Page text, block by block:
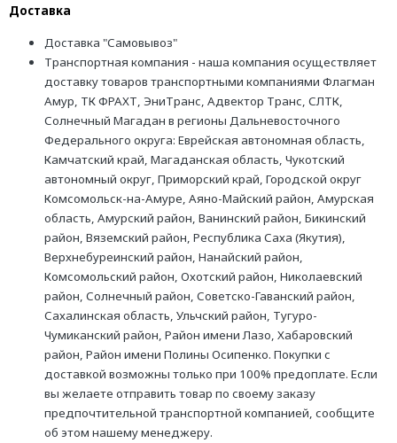
Доставка
Доставка "Самовывоз"
Транспортная компания - наша компания осуществляет
доставку товаров транспортными компаниями Флагман
Амур, ТК ФРАХТ, ЭниТранс, Адвектор Транс, СЛТК,
Солнечный Магадан в регионы Дальневосточного
Федерального округа: Еврейская автономная область,
Камчатский край, Магаданская область, Чукотский
автономный округ, Приморский край, Городской округ
Комсомольск-на-Амуре, Аяно-Майский район, Амурская
область, Амурский район, Ванинский район, Бикинский
район, Вяземский район, Республика Саха (Якутия),
Верхнебуреинский район, Нанайский район,
Комсомольский район, Охотский район, Николаевский
район, Солнечный район, Советско-Гаванский район,
Сахалинская область, Ульчский район, Тугуро-
Чумиканский район, Район имени Лазо, Хабаровский
район, Район имени Полины Осипенко. Покупки с
доставкой возможны только при 100% предоплате. Если
вы желаете отправить товар по своему заказу
предпочтительной транспортной компанией, сообщите
об этом нашему менеджеру.